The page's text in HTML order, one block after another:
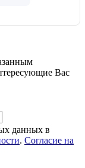
Вас
данных в
. Согласие на